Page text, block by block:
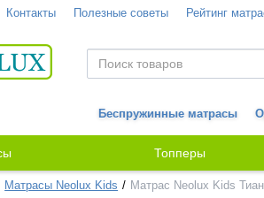
Контакты Полезные советы Рейтинг
Беспружинные матрасы
Топперы
Матрасы Neolux Kids Матрас Neolux Kids